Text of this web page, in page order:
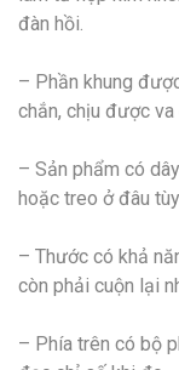
đàn hồi.
– Phần khung
chắn, chịu được
– Sản phẩm có
hoặc treo ở đâu
– Thước có khả
còn phải cuộn lại
– Phía trên có bộ